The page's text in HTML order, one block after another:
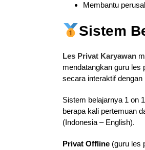
Membantu
Sistem
Les Privat Karyawan
mendatangkan guru les
secara interaktif
Sistem belajarnya 1 on
berapa kali pertemuan
(Indonesia – English).
Privat Offline(guru les